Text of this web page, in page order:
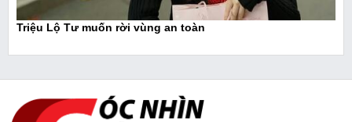
Triệu Lộ Tư muốn rời vùng an toàn